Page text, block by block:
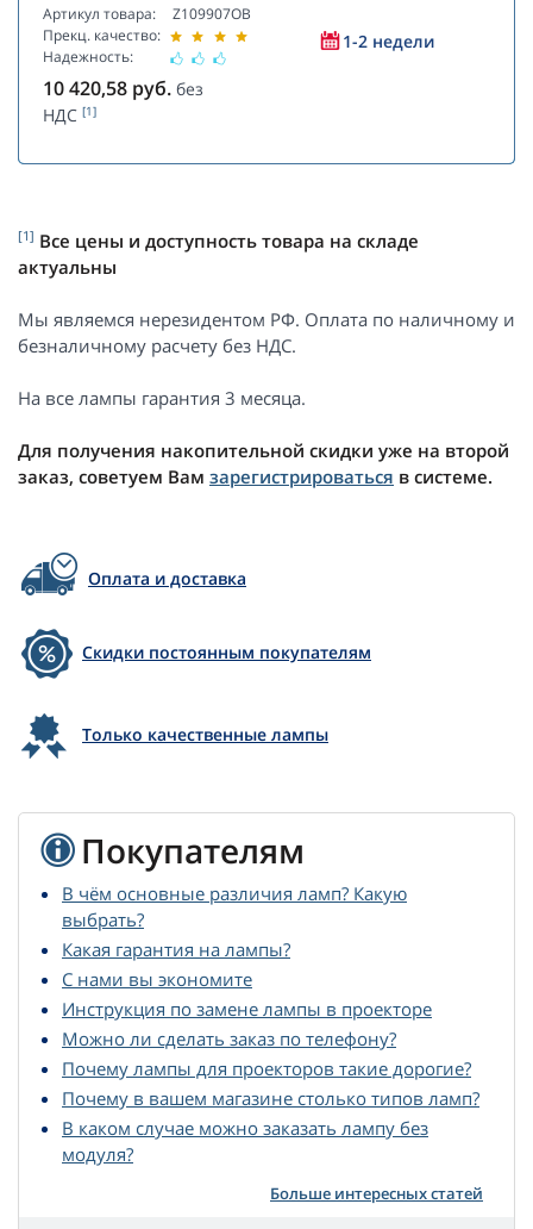
Артикул товара:
Прекц. качество:
Надежность:
Z109907OB
1-2 недели
10 420,58 руб. без
НДС [1]
[1] Все цены и доступность товара на складе
актуальны
Мы являемся нерезидентом РФ. Оплата по наличному и
безналичному расчету без НДС.
На все лампы гарантия 3 месяца.
Для получения накопительной скидки уже на второй
заказ, советуем Вам зарегистрироваться в системе.
Оплата и доставка
Скидки постоянным покупателям
Только качественные лампы
Покупателям
В чём основные различия ламп? Какую
выбрать?
Какая гарантия на лампы?
С нами вы экономите
Инструкция по замене лампы в проекторе
Можно ли сделать заказ по телефону?
Почему лампы для проекторов такие дорогие?
Почему в вашем магазине столько типов ламп?
В каком случае можно заказать лампу без
модуля?
Больше интересных статей